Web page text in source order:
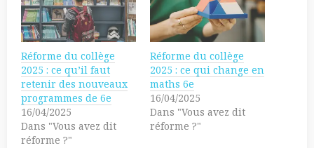
h
a
r
e
o
T
w
i
t
t
e
r
u
o
u
r
p
a
t
a
g
e
r
s
r
F
Réforme du collège
2025 : ce qu’il faut
retenir des nouveaux
programmes de 6e
16/04/2025
Dans "Vous avez dit
réforme ?"
Réforme du collège
2025 : ce qui change en
maths 6e
16/04/2025
Dans "Vous avez dit
réforme ?"